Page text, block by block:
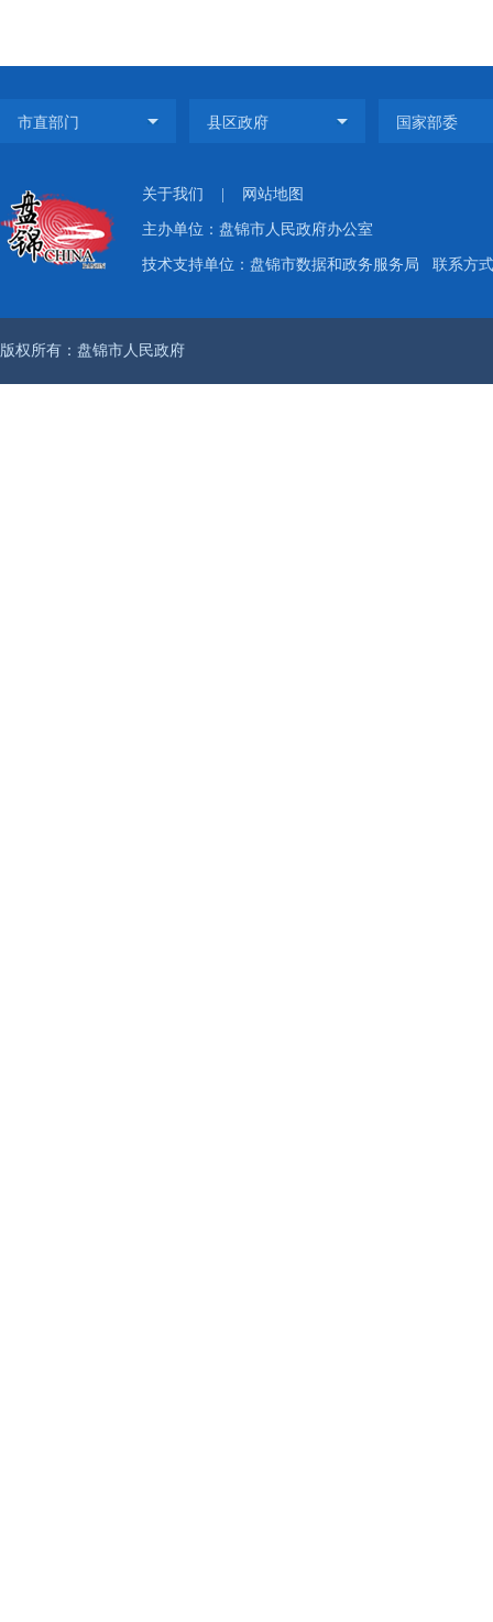
关于我们 网站地图
主办单位：盘锦市人民政府办公室
技术支持单位：盘锦市数据和政务服务局 联系方
版权所有：盘锦市人民政府